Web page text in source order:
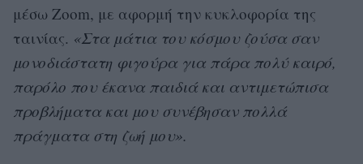
μέσω Zoom, με αφορμή την κυκλοφορία της
ταινίας. «Στα μάτια του κόσμου ζούσα σαν
μονοδιάστατη φιγούρα για πάρα πολύ καιρό,
παρόλο που έκανα παιδιά και αντιμετώπισα
προβλήματα και μου συνέβησαν πολλά
πράγματα στη ζωή μου».